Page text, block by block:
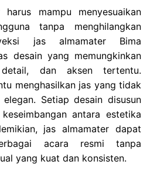
mampu menyesuaikan
tanpa menghilangkan
jas almamater Bima
desain yang memungkinkan
detail, dan aksen tertentu.
menghasilkan jas yang tidak
Setiap desain disusun
antara estetika
jas almamater dapat
acara resmi tanpa
yang kuat dan konsisten.